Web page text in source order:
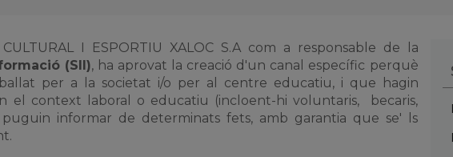
I ESPORTIU XALOC S.A com a responsable de la
(SII), ha aprovat la creació d'un canal específic perquè
per a la societat i/o per al centre educatiu, i que hagin
el context laboral o educatiu (incloent-hi voluntaris, becaris,
informar de determinats fets, amb garantia que se' ls